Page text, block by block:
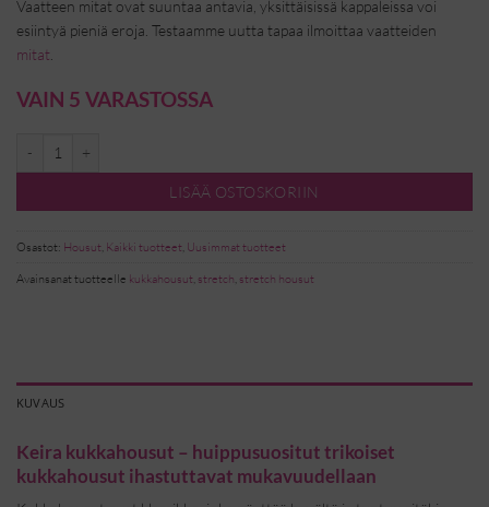
Vaatteen mitat ovat suuntaa antavia, yksittäisissä kappaleissa voi
esiintyä pieniä eroja. Testaamme uutta tapaa ilmoittaa vaatteiden
mitat
VAIN 5 VARASTOSSA
LISÄÄ OSTOSKORIIN
Osastot: Housut, Kaikki tuotteet, Uusimmat tuotteet
Avainsanat tuotteelle kukkahousut, stretch, stretch housut
KUVAUS
Keira kukkahousut – huippusuositut trikoiset
kukkahousut ihastuttavat mukavuudellaan